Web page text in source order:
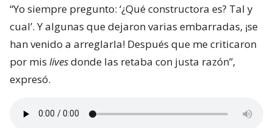
“Yo siempre pregunto: ‘¿Qué constructora es? Tal y
cual’. Y algunas que dejaron varias embarradas, ¡se
han venido a arreglarla! Después que me criticaron
por mis livesdonde las retaba con justa razón”,
expresó.